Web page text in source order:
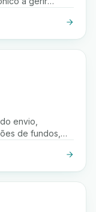
com
envio,
de fundos,